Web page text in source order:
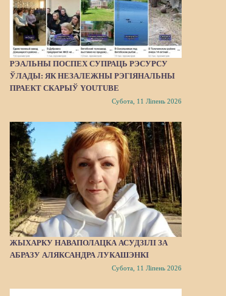
РЭАЛЬНЫ ПОСПЕХ СУПРАЦЬ РЭСУРСУ
ЎЛАДЫ: ЯК НЕЗАЛЕЖНЫ РЭГІЯНАЛЬНЫ
ПРАЕКТ СКАРЫЎ YOUTUBE
Субота, 11 Ліпень 2026
ЖЫХАРКУ НАВАПОЛАЦКА АСУДЗІЛІ ЗА
АБРАЗУ АЛЯКСАНДРА ЛУКАШЭНКІ
Субота, 11 Ліпень 2026